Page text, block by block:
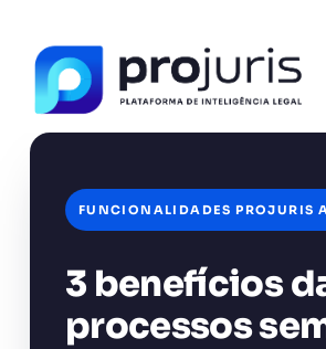
FUNCIONALIDADES PROJURIS
3 benefícios
processos
FERRAMENTA
Gestão de